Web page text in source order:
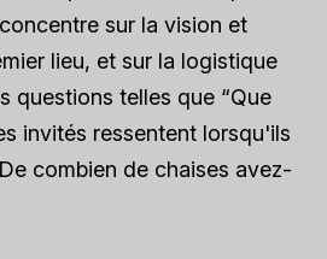
sur la vision et
lieu, et sur la logistique
questions telles que “Que
invités ressentent lorsqu'ils
combien de chaises avez-